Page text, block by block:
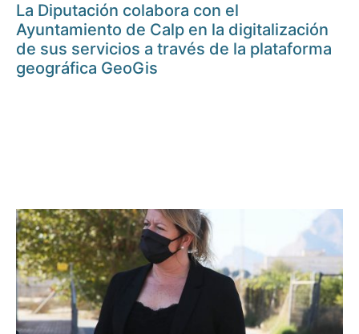
La Diputación colabora con el
Ayuntamiento de Calp en la digitalización
de sus servicios a través de la plataforma
geográfica GeoGis